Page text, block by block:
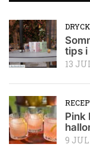
DRYCK
tips i
13
Pink
9